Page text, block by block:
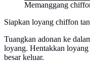
Memanggang
Siapkan loyang chiffon
Tuangkan adonan ke
loyang. Hentakkan loyang
besar keluar.